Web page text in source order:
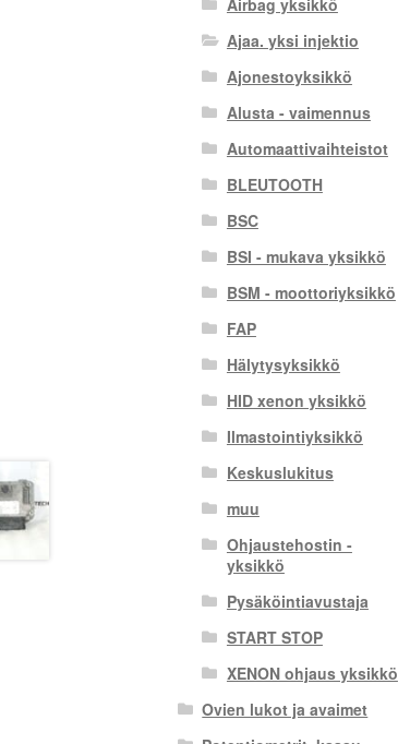
Airbag yksikkö
Ajaa. yksi injektio
Ajonestoyksikkö
Alusta - vaimennus
Automaattivaihteistot
BLEUTOOTH
BSC
BSI - mukava yksikkö
BSM - moottoriyksikkö
FAP
Hälytysyksikkö
HID xenon yksikkö
Ilmastointiyksikkö
Keskuslukitus
muu
Ohjaustehostin -
yksikkö
Pysäköintiavustaja
START STOP
XENON ohjaus yksikkö
Ovien lukot ja avaimet